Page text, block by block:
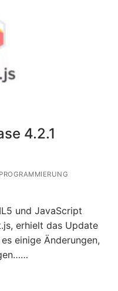
4.2.1
PROGRAMMIERUNG
und JavaScript
erhielt das Update
einige Änderungen,